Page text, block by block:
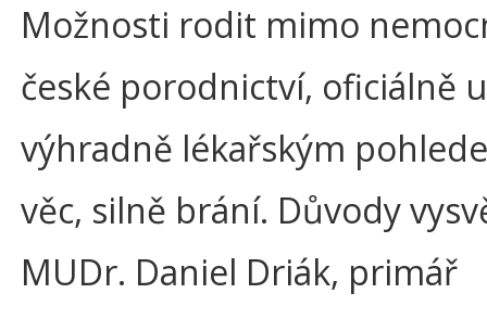
Možnosti rodit mimo
české porodnictví, oficiálně
výhradně lékařským
věc, silně brání. Důvody
MUDr. Daniel Driák, primář